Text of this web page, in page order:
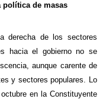
política de masas
derecha de los sectores
hacia el gobierno no se
aunque carente de
y sectores populares. Lo
en la Constituyente